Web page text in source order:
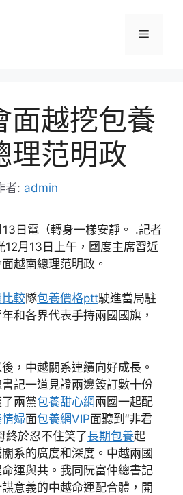
選
面越挖包養
理范明政
者: admin
日電（轉身一樣安靜。 .記者
12月13日上午，國度主席習近
越南總理范明政。
較隊包養價格ptt駛進當局駐
和各界代表手持兩國國旗，
，中越關系連續向好成長。
記一道見證兩邊簽訂數十份
兩黨包養甜心網兩國一起配
婦面包養網VIP面聽到“非君
終於忍不住笑了長期包養起
系的廣度和深度。中越兩國
運與共。我同阮富仲總書記
意義的中越命運配合體，開